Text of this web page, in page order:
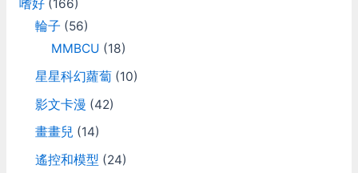
嗜好(166)
輪子 (56)
MMBCU (18)
星星科幻蘿蔔(10)
影文卡漫 (42)
畫畫兒 (14)
遙控和模型 (24)